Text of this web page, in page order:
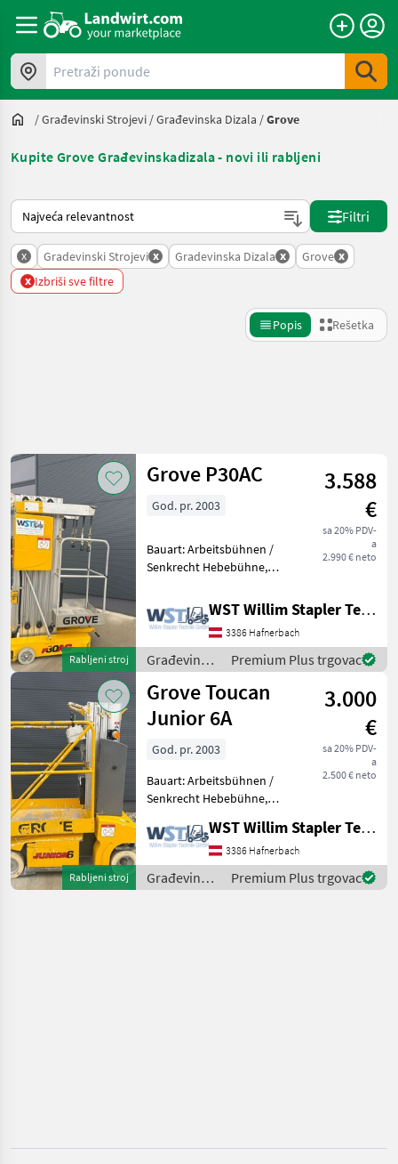
Pretraži ponude
/Građevinski Strojevi /Građevinska Dizala /Grove
Kupite Grove Građevinskadizala - novi ili rabljeni
Tako se sortira na Landwirt.com
Filtri
x Gradevinski Strojevi x Gradevinska Dizala x Grove x
x Izbriši sve filtre
Popis Rešetka
Kategorija 4 Država Filtri
TRENUTNA
STAZA
Izgradnja
Gradevinski
Strojevi
Gradevinska
Dizala
ODABERITE
KATEGORIJU
Grove
Genie
Manitou
JLG
Poništi
Prikaži 2
rezultata
Rabljeni stroj
Grove P30AC
3.588
€
sa 20% PDV-
a
2.990 € neto
God. pr. 2003
Bauart: Arbeitsbühnen /
Senkrecht Hebebühne,
Građevinski strojevi
Građevinska dizala
WST Willim Stapler Technik GmbH
3386 Hafnerbach
Građevinski
strojevi /
Grove
Premium Plus trgovac
Rabljeni stroj
Grove Toucan
Junior 6A
3.000
€
sa 20% PDV-
a
2.500 € neto
God. pr. 2003
Bauart: Arbeitsbühnen /
Senkrecht Hebebühne,
1790mm, Građevinski
strojevi Građevinska dizala
WST Willim Stapler Technik GmbH
3386 Hafnerbach
Građevinski
strojevi /
Premium Plus trgovac